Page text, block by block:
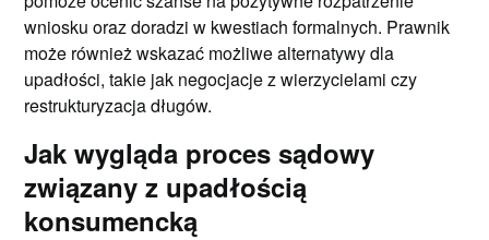
wniosku oraz doradzi w kwestiach formalnych. Prawnik
może również wskazać możliwe alternatywy dla
upadłości, takie jak negocjacje z wierzycielami czy
restrukturyzacja długów.
Jak wygląda proces sądowy
związany z upadłością
konsumencką